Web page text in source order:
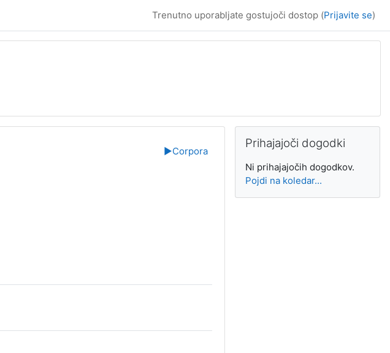
Trenutno uporabljate gostujoči dostop (Prijavite se)
▶︎Corpora
Supplementary
Prihajajoči dogodki
Ni prihajajočih dogodkov.
Pojdi na koledar...